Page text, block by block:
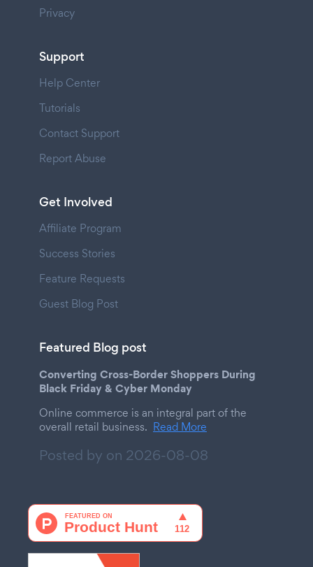
Privacy
Support
Help Center
Tutorials
Contact Support
Report Abuse
Get Involved
Affiliate Program
Success Stories
Feature Requests
Guest Blog Post
Featured Blog post
Converting Cross-Border Shoppers During
Black Friday & Cyber Monday
Online commerce is an integral part of the
overall retail business. Read More
Posted by on 2026-08-08